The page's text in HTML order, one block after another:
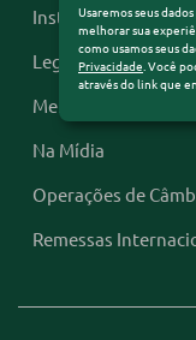
Institucional
Legislação
Mercado Financeiro
Na Mídia
Operações de
Remessas
Usaremos seus
melhorar sua
como usamos seus
Privacidade . Você
através do link que